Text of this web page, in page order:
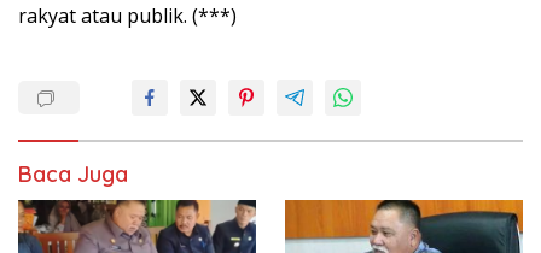
rakyat atau publik. (***)
Baca Juga